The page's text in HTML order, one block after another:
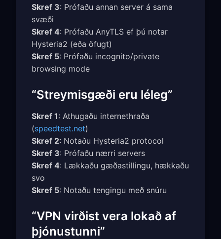
Skref 3: Prófaðu annan server á sama
svæði
Skref 4: Prófaðu AnyTLS ef þú notar
Hysteria2 (eða öfugt)
Skref 5: Prófaðu incognito/private
browsing mode
“Streymisgæði eru léleg”
Skref 1: Athugaðu internethraða
(speedtest.net)
Skref 2: Notaðu Hysteria2 protocol
Skref 3: Prófaðu nærri servers
Skref 4: Lækkaðu gæðastillingu, hækkaðu
svo
Skref 5: Notaðu tengingu með snúru
“VPN virðist vera lokað af
þjónustunni”